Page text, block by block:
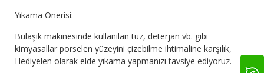
Yıkama Önerisi:
Bulaşık makinesinde kullanılan tuz, deterjan vb. gibi
kimyasallar porselen yüzeyini çizebilme ihtimaline karşılık,
Hediyelen olarak elde yıkama yapmanızı tavsiye ediyoruz.